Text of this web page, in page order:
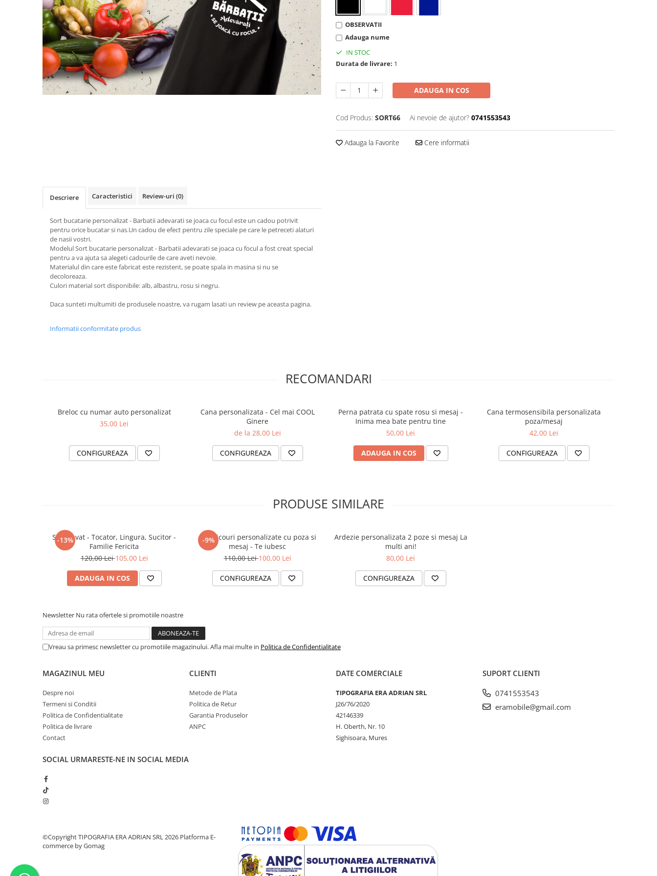
Puzzle personalizat
Rame foto personalizate
Plachete personalizate
Sort personalizat
Tricouri personalizate
Pix personalizat
evenimente
Tavita de mot
Umerase Personalizate
Pahare personalizate
OBSERVATII
Adauga nume
IN STOC
Durata de livrare: 1
ADAUGA IN COS
Cod Produs: SORT66 Ai nevoie de ajutor? 0741553543
Adauga la Favorite Cere informatii
Descriere Caracteristici Review-uri (0)
Sort bucatarie personalizat - Barbatii adevarati se joaca cu focul este un cadou potrivit
pentru orice bucatar si nas.Un cadou de efect pentru zile speciale pe care le petreceti alaturi
de nasii vostri.
Modelul Sort bucatarie personalizat - Barbatii adevarati se joaca cu focul a fost creat special
pentru a va ajuta sa alegeti cadourile de care aveti nevoie.
Materialul din care este fabricat este rezistent, se poate spala in masina si nu se
decoloreaza.
Culori material sort disponibile: alb, albastru, rosu si negru.
Daca sunteti multumiti de produsele noastre, va rugam lasati un review pe aceasta pagina.
Informatii conformitate produs
RECOMANDARI
Breloc cu numar auto personalizat
35,00 Lei
CONFIGUREAZA
Cana personalizata - Cel mai COOL
Ginere
de la 28,00 Lei
CONFIGUREAZA
Perna patrata cu spate rosu si mesaj -
Inima mea bate pentru tine
50,00 Lei
ADAUGA IN COS
Cana termosensibila personalizata
poza/mesaj
42,00 Lei
CONFIGUREAZA
PRODUSE SIMILARE
-13%
Set gravat - Tocator, Lingura, Sucitor -
Familie Fericita
120,00 Lei105,00 Lei
ADAUGA IN COS
-9%
Set tricouri personalizate cu poza si
mesaj - Te iubesc
110,00 Lei100,00 Lei
CONFIGUREAZA
Ardezie personalizata 2 poze si mesaj La
multi ani!
80,00 Lei
CONFIGUREAZA
Newsletter Nu rata ofertele si promotiile noastre
Vreau sa primesc newsletter cu promotiile magazinului. Afla mai multe in Politica de Confidentialitate
MAGAZINUL MEU
Despre noi
Termeni si Conditii
Politica de Confidentialitate
Politica de livrare
Contact
CLIENTI
Metode de Plata
Politica de Retur
Garantia Produselor
ANPC
DATE COMERCIALE
TIPOGRAFIA ERA ADRIAN SRL
J26/76/2020
42146339
H. Oberth, Nr. 10
Sighisoara, Mures
SUPORT CLIENTI
0741553543
eramobile@gmail.com
SOCIAL URMARESTE-NE IN SOCIAL MEDIA
©Copyright TIPOGRAFIA ERA ADRIAN SRL 2026 Platforma E-
commerce by Gomag